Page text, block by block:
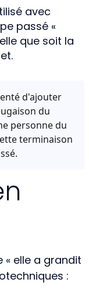
avec
passé «
que soit la
d'ajouter
du
personne du
terminaison
« elle a grandit
: